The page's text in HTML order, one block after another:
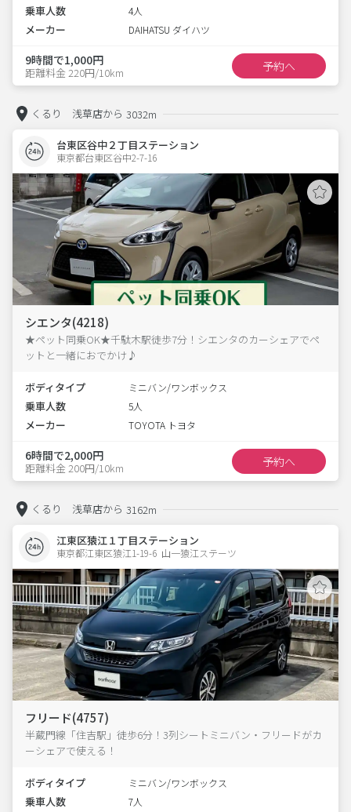
乗車人数 4人
メーカー DAIHATSU ダイハツ
9時間で1,000円
距離料金 220円/10km 予約へ
くるり 浅草店から 3032m
台東区谷中２丁目ステーション
東京都台東区谷中2-7-16
シエンタ(4218)
★ペット同乗OK★千駄木駅徒歩7分！シエンタのカーシェアでペ
ットと一緒におでかけ♪
ボディタイプ ミニバン/ワンボックス
乗車人数 5人
メーカー TOYOTA トヨタ
6時間で2,000円
距離料金 200円/10km 予約へ
くるり 浅草店から 3162m
江東区猿江１丁目ステーション
東京都江東区猿江1-19-6  山一猿江ステーツ
フリード(4757)
半蔵門線「住吉駅」徒歩6分！3列シートミニバン・フリードがカ
ーシェアで使える！
ボディタイプ ミニバン/ワンボックス
乗車人数 7人